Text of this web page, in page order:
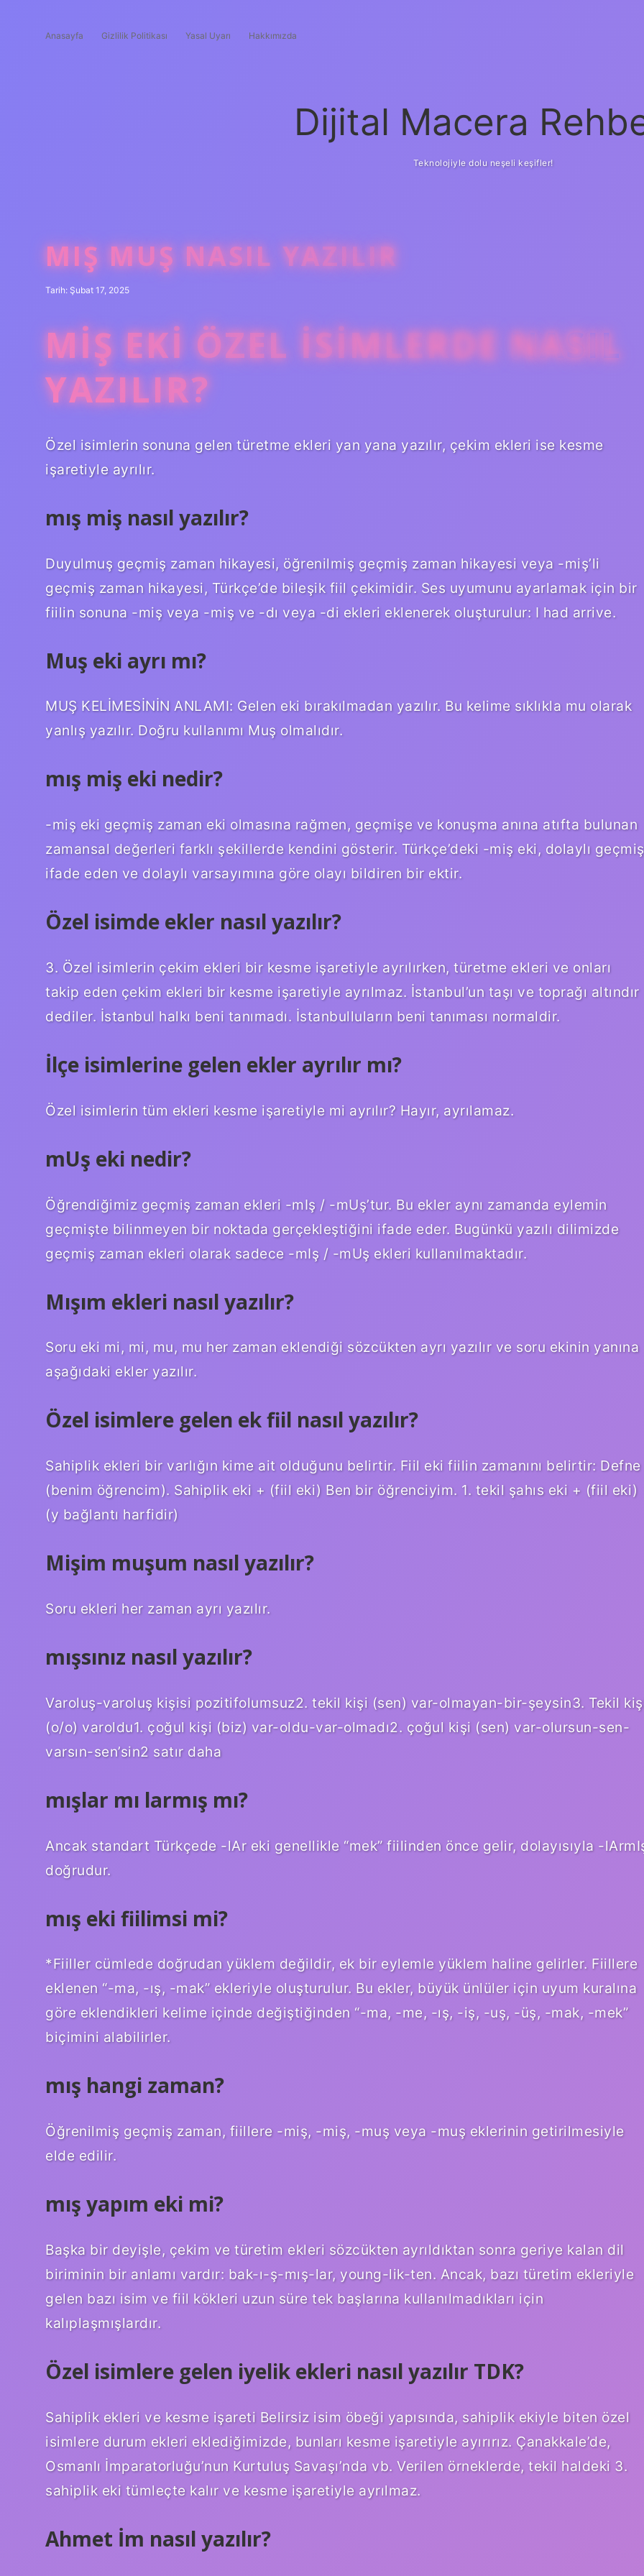
Anasayfa Gizlilik Politikası Yasal Uyarı Hakkımızda
Dijital Macera
Teknolojiyle dolu neşeli keşifler!
MIŞ MUŞ NASIL YAZILIR
Tarih: Şubat 17, 2025
MIŞ EKI ÖZEL ISIMLERDE NASIL
YAZILIR?
Özel isimlerin sonuna gelen türetme ekleri yan yana yazılır, çekim ekleri ise kesme
işaretiyle ayrılır.
mış miş nasıl yazılır?
Duyulmuş geçmiş zaman hikayesi, öğrenilmiş geçmiş zaman hikayesi veya -miş’li
geçmiş zaman hikayesi, Türkçe’de bileşik fiil çekimidir. Ses uyumunu ayarlamak için bir
fiilin sonuna -miş veya -miş ve -dı veya -di ekleri eklenerek oluşturulur: I had arrive.
Muş eki ayrı mı?
MUŞ KELİMESİNİN ANLAMI: Gelen eki bırakılmadan yazılır. Bu kelime sıklıkla mu olarak
yanlış yazılır. Doğru kullanımı Muş olmalıdır.
mış miş eki nedir?
-miş eki geçmiş zaman eki olmasına rağmen, geçmişe ve konuşma anına atıfta bulunan
zamansal değerleri farklı şekillerde kendini gösterir. Türkçe’deki -miş eki, dolaylı
ifade eden ve dolaylı varsayımına göre olayı bildiren bir ektir.
Özel isimde ekler nasıl yazılır?
3. Özel isimlerin çekim ekleri bir kesme işaretiyle ayrılırken, türetme ekleri ve onları
takip eden çekim ekleri bir kesme işaretiyle ayrılmaz. İstanbul’un taşı ve toprağı altındır
dediler. İstanbul halkı beni tanımadı. İstanbulluların beni tanıması normaldir.
İlçe isimlerine gelen ekler ayrılır mı?
Özel isimlerin tüm ekleri kesme işaretiyle mi ayrılır? Hayır, ayrılamaz.
mUş eki nedir?
Öğrendiğimiz geçmiş zaman ekleri -mIş / -mUş’tur. Bu ekler aynı zamanda eylemin
geçmişte bilinmeyen bir noktada gerçekleştiğini ifade eder. Bugünkü yazılı dilimizde
geçmiş zaman ekleri olarak sadece -mIş / -mUş ekleri kullanılmaktadır.
Mışım ekleri nasıl yazılır?
Soru eki mi, mi, mu, mu her zaman eklendiği sözcükten ayrı yazılır ve soru ekinin yanına
aşağıdaki ekler yazılır.
Özel isimlere gelen ek fiil nasıl yazılır?
Sahiplik ekleri bir varlığın kime ait olduğunu belirtir. Fiil eki fiilin zamanını belirtir: Defne
(benim öğrencim). Sahiplik eki + (fiil eki) Ben bir öğrenciyim. 1. tekil şahıs eki + (fiil eki)
(y bağlantı harfidir)
Mişim muşum nasıl yazılır?
Soru ekleri her zaman ayrı yazılır.
mışsınız nasıl yazılır?
Varoluş-varoluş kişisi pozitifolumsuz2. tekil kişi (sen) var-olmayan-bir-şeysin3. Tekil
(o/o) varoldu1. çoğul kişi (biz) var-oldu-var-olmadı2. çoğul kişi (sen) var-olursun-sen-
varsın-sen’sin2 satır daha
mışlar mı larmış mı?
Ancak standart Türkçede -lAr eki genellikle “mek” fiilinden önce gelir, dolayısıyla -
doğrudur.
mış eki fiilimsi mi?
*Fiiller cümlede doğrudan yüklem değildir, ek bir eylemle yüklem haline gelirler. Fiillere
eklenen “-ma, -ış, -mak” ekleriyle oluşturulur. Bu ekler, büyük ünlüler için uyum kuralına
göre eklendikleri kelime içinde değiştiğinden “-ma, -me, -ış, -iş, -uş, -üş, -mak, -mek”
biçimini alabilirler.
mış hangi zaman?
Öğrenilmiş geçmiş zaman, fiillere -miş, -miş, -muş veya -muş eklerinin getirilmesiyle
elde edilir.
mış yapım eki mi?
Başka bir deyişle, çekim ve türetim ekleri sözcükten ayrıldıktan sonra geriye kalan dil
biriminin bir anlamı vardır: bak-ı-ş-mış-lar, young-lik-ten. Ancak, bazı türetim ekleriyle
gelen bazı isim ve fiil kökleri uzun süre tek başlarına kullanılmadıkları için
kalıplaşmışlardır.
Özel isimlere gelen iyelik ekleri nasıl yazılır TDK?
Sahiplik ekleri ve kesme işareti Belirsiz isim öbeği yapısında, sahiplik ekiyle biten özel
isimlere durum ekleri eklediğimizde, bunları kesme işaretiyle ayırırız. Çanakkale’de,
Osmanlı İmparatorluğu’nun Kurtuluş Savaşı’nda vb. Verilen örneklerde, tekil haldeki 3.
sahiplik eki tümleçte kalır ve kesme işaretiyle ayrılmaz.
Ahmet İm nasıl yazılır?